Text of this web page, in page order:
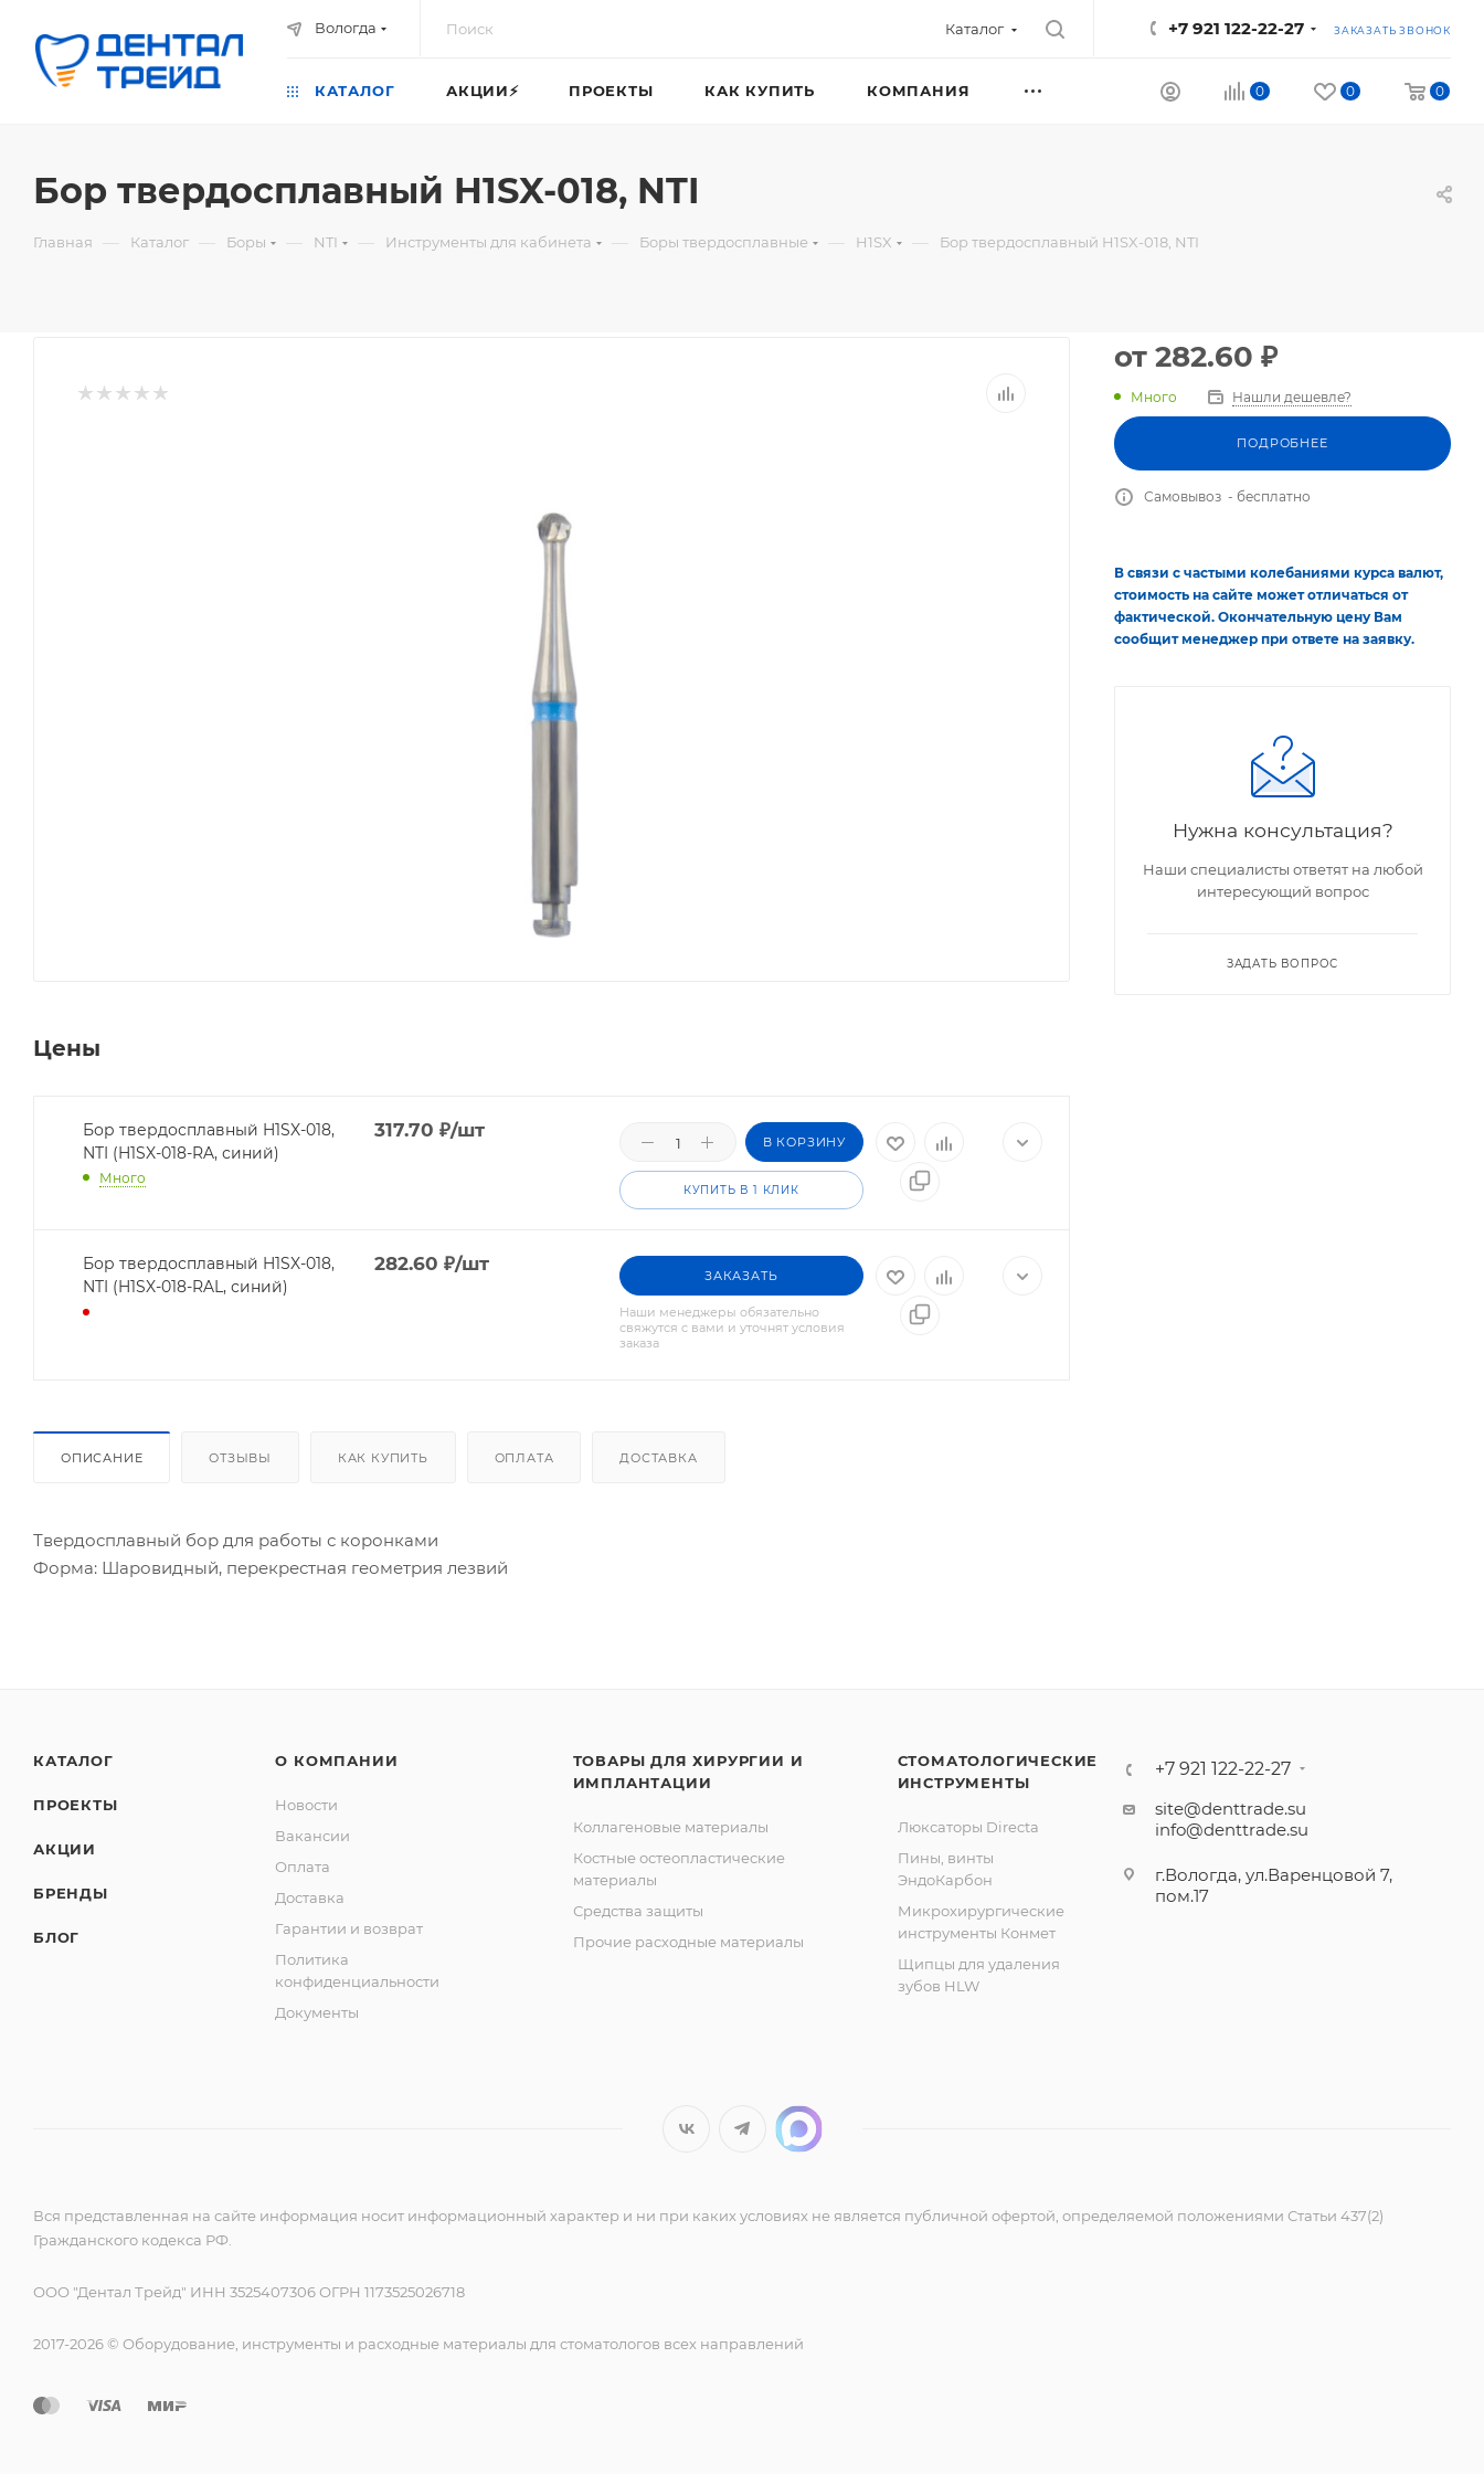
Вологда Каталог +7 921 122-22-27 ЗАКАЗАТЬ ЗВОНОК
0 0 0
КАТАЛОГ АКЦИИ⚡️ ПРОЕКТЫ КАК КУПИТЬ КОМПАНИЯ
Бор твердосплавный H1SX-018, NTI
Главная — Каталог — Боры — NTI — Инструменты для кабинета — Боры твердосплавные — H1SX — Бор твердосплавный H1SX-018, NTI
Цены
Бор твердосплавный H1SX-018,
NTI (H1SX-018-RA, синий)
Много
317.70 ₽/шт
В КОРЗИНУ
КУПИТЬ В 1 КЛИК
Бор твердосплавный H1SX-018,
NTI (H1SX-018-RAL, синий)
282.60 ₽/шт
ЗАКАЗАТЬ
Наши менеджеры обязательно
свяжутся с вами и уточнят условия
заказа
ОПИСАНИЕ ОТЗЫВЫ КАК КУПИТЬ ОПЛАТА ДОСТАВКА
Твердосплавный бор для работы с коронками
Форма: Шаровидный, перекрестная геометрия лезвий
от 282.60 ₽
Много Нашли дешевле?
ПОДРОБНЕЕ
Самовывоз - бесплатно
В связи с частыми колебаниями курса валют,
стоимость на сайте может отличаться от
фактической. Окончательную цену Вам
сообщит менеджер при ответе на заявку.
Нужна консультация?
Наши специалисты ответят на любой
интересующий вопрос
ЗАДАТЬ ВОПРОС
КАТАЛОГ
ПРОЕКТЫ
АКЦИИ
БРЕНДЫ
БЛОГ
О КОМПАНИИ
Новости
Вакансии
Оплата
Доставка
Гарантии и возврат
Политика
конфиденциальности
Документы
ТОВАРЫ ДЛЯ ХИРУРГИИ И
ИМПЛАНТАЦИИ
Коллагеновые материалы
Костные остеопластические
материалы
Средства защиты
Прочие расходные материалы
СТОМАТОЛОГИЧЕСКИЕ
ИНСТРУМЕНТЫ
Люксаторы Directa
Пины, винты
ЭндоКарбон
Микрохирургические
инструменты Конмет
Щипцы для удаления
зубов HLW
+7 921 122-22-27
site@denttrade.su
info@denttrade.su
г.Вологда, ул.Варенцовой 7,
пом.17
Вся представленная на сайте информация носит информационный характер и ни при каких условиях не является публичной офертой, определяемой положениями Статьи 437(2)
Гражданского кодекса РФ.
ООО "Дентал Трейд" ИНН 3525407306 ОГРН 1173525026718
2017-2026 © Оборудование, инструменты и расходные материалы для стоматологов всех направлений